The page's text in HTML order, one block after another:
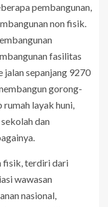
pembangunan,
non fisik.
fasilitas
jalan sepanjang 9270
gorong-
layak huni,
dan
fisik, terdiri dari
wawasan
nasional,